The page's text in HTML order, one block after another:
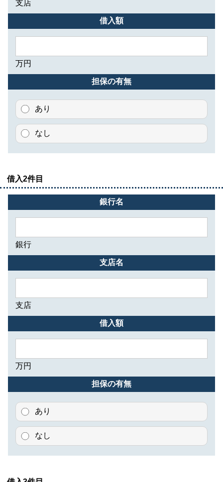
支店
借入額
万円
担保の有無
あり
なし
借入2件目
銀行名
銀行
支店名
支店
借入額
万円
担保の有無
あり
なし